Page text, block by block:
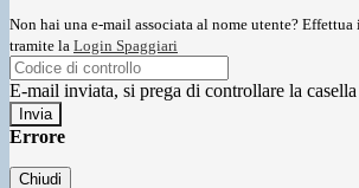
Non hai una e-mail associata al nome utente? Effettua
tramite la Login Spaggiari
E-mail inviata, si prega di controllare la
Errore
Chiudi